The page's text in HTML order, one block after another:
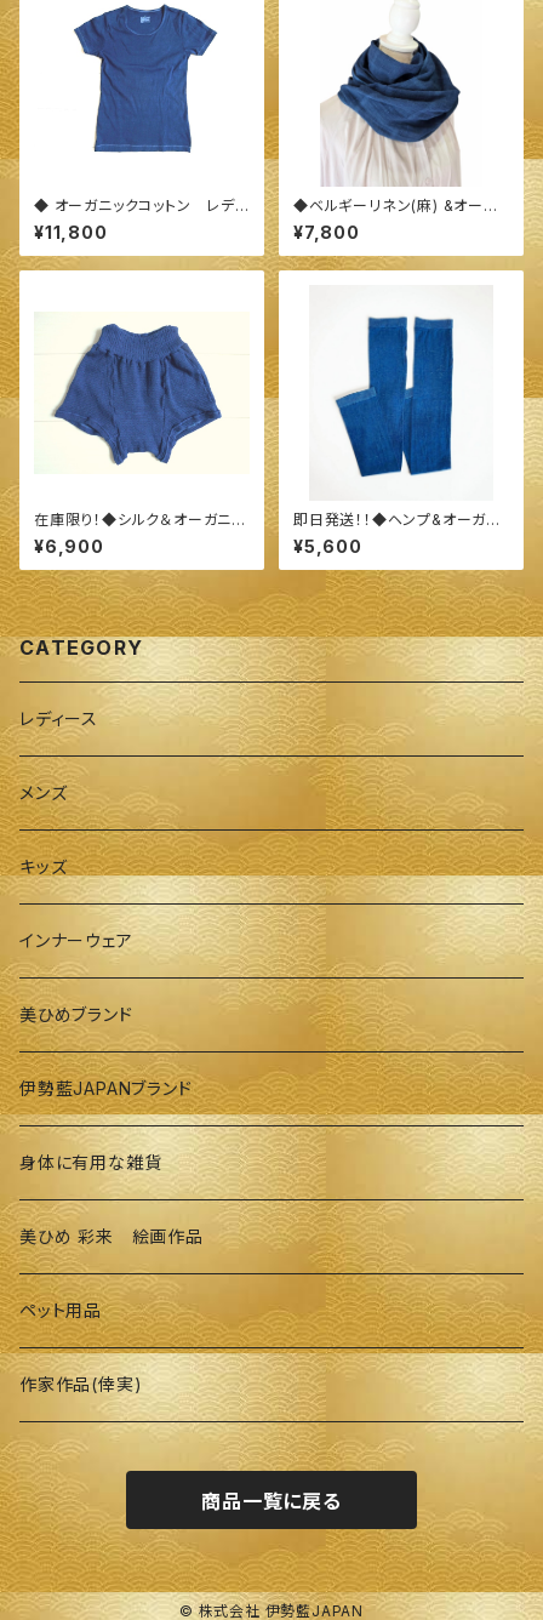
◆ オーガニックコットン レディ
ースＴシャツ◆ ～100%オーガ
ニックすくも使用 醗酵建て伊勢
藍染～
¥11,800
◆ベルギーリネン(麻) &オーガ
ニックコットン ストール◆ ～10
0%オーガニックすくも使用 醗酵
建て伊勢藍染～
¥7,800
在庫限り！◆シルク＆オーガニッ
ク スーピマコットン ふっくら あ
ったか♪リラックスショーツ ２タ
イプ◆ ～100%オーガニックす
くも使用 醗酵建て伊勢藍染～
¥6,900
即日発送！！◆ヘンプ&オーガニ
ックコットン 指穴ありロングア
ームカバー◆ ～100%オーガニ
ックすくも使用 醗酵建て伊勢藍
¥5,600
CATEGORY
レディース
メンズ
キッズ
インナーウェア
美ひめブランド
伊勢藍JAPANブランド
身体に有用な雑貨
美ひめ 彩来 絵画作品
ペット用品
作家作品(倖実)
商品一覧に戻る
© 株式会社 伊勢藍JAPAN